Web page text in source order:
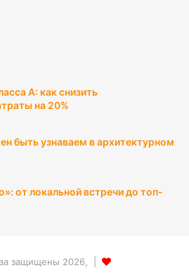
А: как снизить
на 20%
быть узнаваем в архитектурном
от локальной встречи до топ-
защищены 2026, |